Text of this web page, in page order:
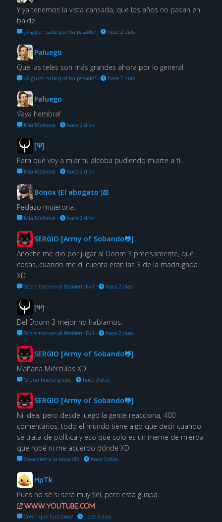
Y ya tenemos la vista cansada, que los años no pasan en
balde.
¿Alguien sabe qué ha pasado?· hace 2 días
Paluego
Que las teles son más grandes ahora por lo general
¿Alguien sabe qué ha pasado?· hace 2 días
Paluego
Vaya hembra!
Mia Malkova · hace 2 días
[Ψ]
Para qué voy a miar tu alcoba pudiendo miarte a tí.
Mia Malkova · hace 2 días
Bonox (El abogato )⚖
Pedazo mujerona.
Mia Malkova · hace 2 días
SERGIO [Army of Sobando🐸]
Anoche me dio por jugar al Doom 3 precisamente, qué
cosas, cuando me di cuenta eran las 3 de la madrugada
XD
Sobre todo en el Resident Evil · hace 2 días
[Ψ]
Del Doom 3 mejor no hablamos.
Sobre todo en el Resident Evil · hace 2 días
SERGIO [Army of Sobando🐸]
Mañana Miérculos XD
O una buena gripe. · hace 3 días
SERGIO [Army of Sobando🐸]
Ni idea, pero desde luego la gente reacciona, 400
comentarios, todo el mundo tiene algo que decir cuando
se trata de política y eso que solo es un meme de mierda
que robé ni me acuerdo dónde XD
Steve cierra la boca XD · hace 3 días
HpTk
Pues no sé si será muy fiel, pero está guapa.
www.youtube.com
Creen que funcione?· hace 3 días